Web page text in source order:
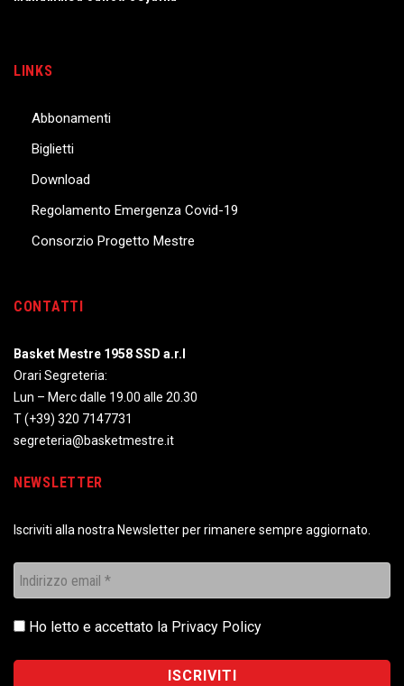
LINKS
Abbonamenti
Biglietti
Download
Regolamento Emergenza Covid-19
Consorzio Progetto Mestre
CONTATTI
Basket Mestre 1958 SSD a.r.l
Orari Segreteria:
Lun – Merc dalle 19.00 alle 20.30
T(+39) 320 7147731
segreteria@basketmestre.it
NEWSLETTER
Iscriviti alla nostra Newsletter per rimanere sempre aggiornato.
Ho letto e accettato la Privacy Policy